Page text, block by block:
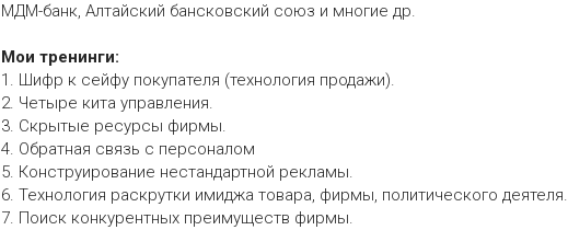
МДМ-банк, Алтайский бансковский союз и многие др.
Мои тренинги:
1. Шифр к сейфу покупателя (технология продажи).
2. Четыре кита управления.
3. Скрытые ресурсы фирмы.
4. Обратная связь с персоналом
5. Конструирование нестандартной рекламы.
6. Технология раскрутки имиджа товара, фирмы, политического деятеля.
7. Поиск конкурентных преимуществ фирмы.